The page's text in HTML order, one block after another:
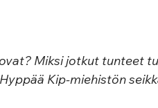
Miksi jotkut tunteet
Kip-miehistön